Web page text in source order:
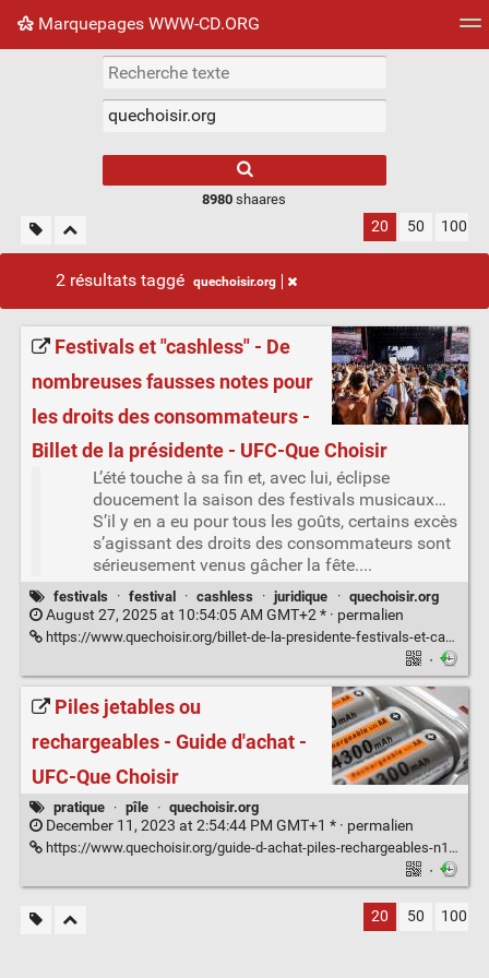
Marquepages WWW-CD.ORG
Nuage de tags Mur d'images
8980 shaares
20 50 100
2 résultats taggé quechoisir.org
Festivals et "cashless" - De
nombreuses fausses notes pour
les droits des consommateurs -
Billet de la présidente - UFC-Que Choisir
L’été touche à sa fin et, avec lui, éclipse
doucement la saison des festivals musicaux…
S’il y en a eu pour tous les goûts, certains excès
s’agissant des droits des consommateurs sont
sérieusement venus gâcher la fête....
festivals · festival · cashless · juridique · quechoisir.org
August 27, 2025 at 10:54:05 AM GMT+2 * · permalien
https://www.quechoisir.org/billet-de-la-presidente-festivals-et-cashless-de-nombreuses-fausses-notes-pour-les-droits-des-consommateurs-n170364/
·
Piles jetables ou
rechargeables - Guide d'achat -
UFC-Que Choisir
pratique · pîle · quechoisir.org
December 11, 2023 at 2:54:44 PM GMT+1 * · permalien
https://www.quechoisir.org/guide-d-achat-piles-rechargeables-n10337/
·
20 50 100